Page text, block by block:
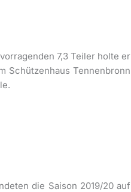
7,3 Teiler holte er
Schützenhaus Tennenbronn
die Saison 2019/20 auf